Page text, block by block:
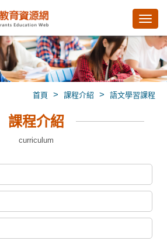
首頁 > 課程介紹 > 語文學習課程
課程介紹
curriculum